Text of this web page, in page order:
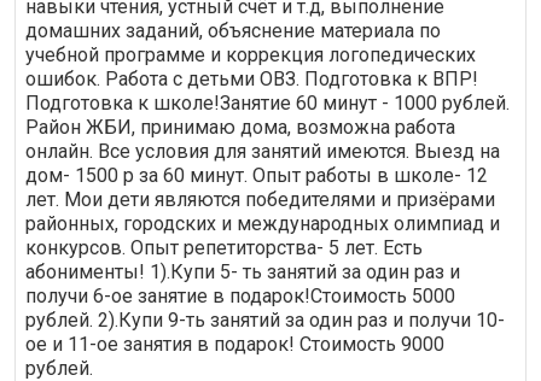
навыки чтения, устный счёт и т.д, выполнение
домашних заданий, объяснение материала по
учебной программе и коррекция логопедических
ошибок. Работа с детьми ОВЗ. Подготовка к ВПР!
Подготовка к школе!Занятие 60 минут - 1000 рублей.
Район ЖБИ, принимаю дома, возможна работа
онлайн. Все условия для занятий имеются. Выезд на
дом- 1500 р за 60 минут. Опыт работы в школе- 12
лет. Мои дети являются победителями и призёрами
районных, городских и международных олимпиад и
конкурсов. Опыт репетиторства- 5 лет. Есть
абонименты! 1).Купи 5- ть занятий за один раз и
получи 6-ое занятие в подарок!Стоимость 5000
рублей. 2).Купи 9-ть занятий за один раз и получи 10-
ое и 11-ое занятия в подарок! Стоимость 9000
рублей.